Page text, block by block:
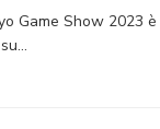
Game Show 2023